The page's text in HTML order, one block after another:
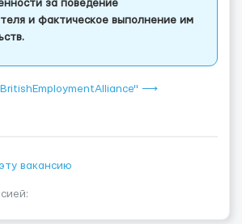
за поведение
и фактическое выполнение им
⟶
вакансию